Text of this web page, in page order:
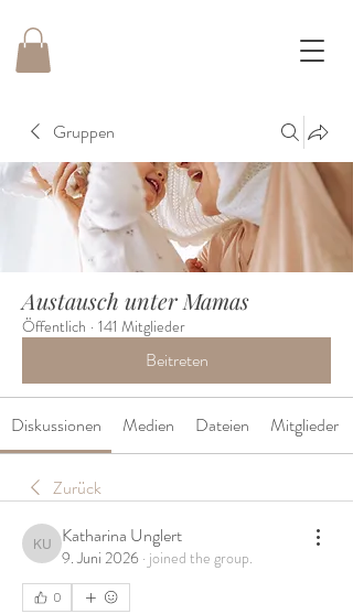
Gruppen
Austausch unter Mamas
Öffentlich · 141 Mitglieder
Beitreten
Diskussionen Medien Dateien Mitglieder
Zurück
Katharina Unglert
Katharina Unglert
9. Juni 2026 · joined the group.
0